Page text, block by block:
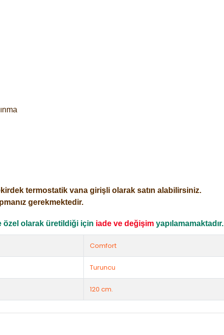
termostatik vana girişli olarak satın alabilirsiniz.
gerekmektedir.
özel olarak üretildiği için iade ve değişim yapılamamaktadır.
Comfort
Turuncu
120 cm.